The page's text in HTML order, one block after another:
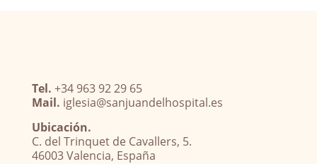
Tel. +34 963 92 29 65
Mail. iglesia@sanjuandelhospital.es
Ubicación.
C. del Trinquet de Cavallers, 5.
46003 Valencia, España